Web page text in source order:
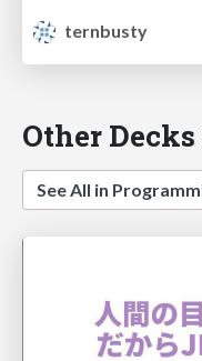
ternbusty
Other
See All in